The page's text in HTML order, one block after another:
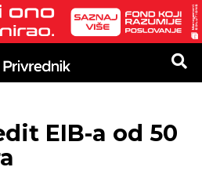
EIB-a od 50